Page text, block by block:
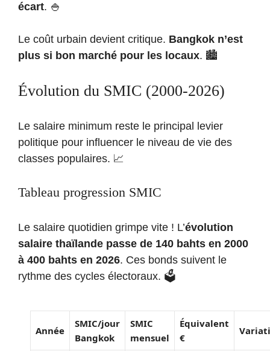
écart. 🍚
Le coût urbain devient critique. Bangkok n’est
plus si bon marché pour les locaux. 🏙️
Évolution du SMIC (2000-2026)
Le salaire minimum reste le principal levier
politique pour influencer le niveau de vie des
classes populaires. 📈
Tableau progression SMIC
Le salaire quotidien grimpe vite ! L’évolution
salaire thaïlande passe de 140 bahts en 2000
à 400 bahts en 2026. Ces bonds suivent le
rythme des cycles électoraux. 🗳️
Année
SMIC/jour
Bangkok
SMIC
mensuel
Équivalent
€